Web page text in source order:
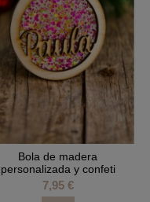
Bola de madera
personalizada y confeti
7,95 €